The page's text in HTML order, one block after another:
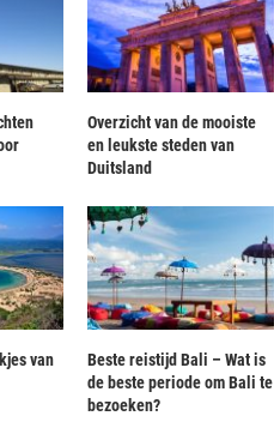
Overzicht van de mooiste
en leukste steden van
Duitsland
van
Beste reistijd Bali – Wat is
de beste periode om Bali te
bezoeken?